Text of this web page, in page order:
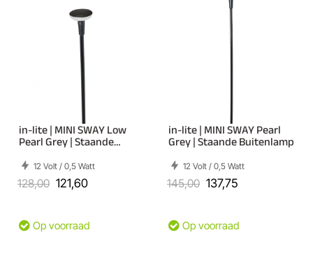
in-lite | MINI SWAY Low
Pearl Grey | Staande
12 Volt / 0,5 Watt
128,00 121,60
Op voorraad
in-lite | MINI SWAY Pearl
Grey | Staande Buitenlamp
12 Volt / 0,5 Watt
145,00 137,75
Op voorraad